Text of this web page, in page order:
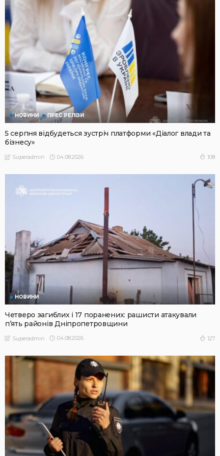
НОВИНИ ПРЕС РЕЛІЗИ
5 серпня відбудеться зустріч платформи «Діалог влади та
бізнесу»
Superadmin 04.08.2026 108
НОВИНИ
Четверо загиблих і 17 поранених: рашисти атакували
п’ять районів Дніпропетровщини
Superadmin 04.08.2026 127